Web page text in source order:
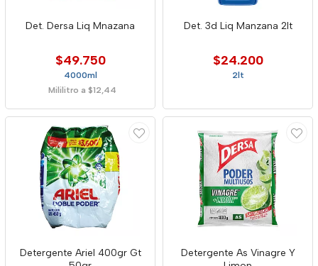
Det. Dersa Liq Mnazana
$49.750
4000ml
Mililitro a $12,44
Det. 3d Liq Manzana 2lt
$24.200
2lt
Detergente Ariel 400gr Gt
Detergente As Vinagre Y